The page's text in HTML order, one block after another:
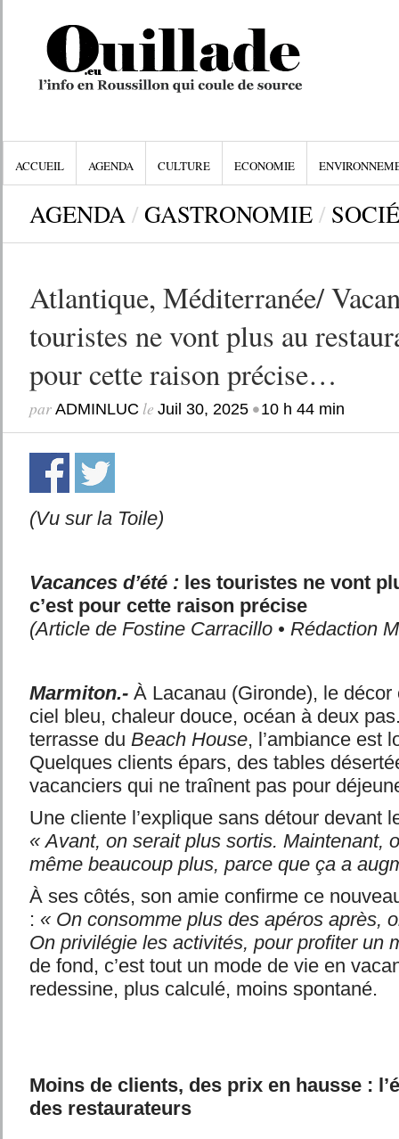
ACCUEIL AGENDA CULTURE ECONOMIE
AGENDA / GASTRONOMIE /
Atlantique, Méditerranée/
touristes ne vont plus au
pour cette raison précise…
par ADMINLUC le Juil 30, 2025•10 h 44 min
(Vu sur la Toile)
Vacances d’été : les touristes ne vont
c’est pour cette raison précise
(Article de Fostine Carracillo • Rédaction
Marmiton.-À Lacanau (Gironde), le décor
ciel bleu, chaleur douce, océan à deux
terrasse du Beach House, l’ambiance est
Quelques clients épars, des tables
vacanciers qui ne traînent pas pour
Une cliente l’explique sans détour devant
« Avant, on serait plus sortis. Maintenant,
même beaucoup plus, parce que ça a
À ses côtés, son amie confirme ce
: « On consomme plus des apéros après,
On privilégie les activités, pour profiter un
de fond, c’est tout un mode de vie en
redessine, plus calculé, moins spontané.
Moins de clients, des prix en hausse :
des restaurateurs